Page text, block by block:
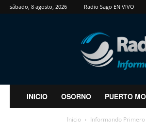
sábado, 8 agosto, 2026 Radio Sago EN VIVO
RadioSago
INICIO OSORNO PUERTO
Inicio Informando Primero